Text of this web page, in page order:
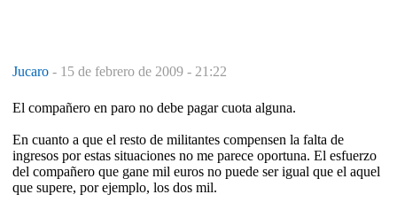
Jucaro - 15 de febrero de 2009 - 21:22
El compañero en paro no debe pagar cuota alguna.
En cuanto a que el resto de militantes compensen la falta de
ingresos por estas situaciones no me parece oportuna. El esfuerzo
del compañero que gane mil euros no puede ser igual que el aquel
que supere, por ejemplo, los dos mil.